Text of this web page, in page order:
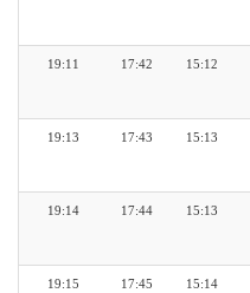
15:12
17:42
19:11
15:13
17:43
19:13
15:13
17:44
19:14
15:14
17:45
19:15